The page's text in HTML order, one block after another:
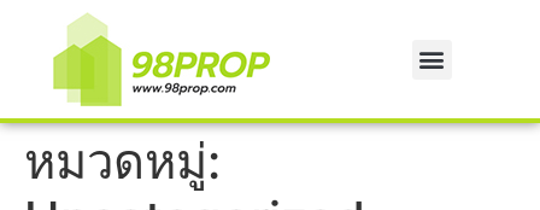
หมวดหมู่: